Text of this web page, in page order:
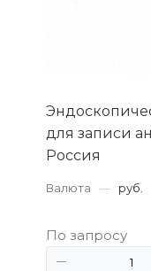
для записи
Россия
Валюта — руб.
По запросу